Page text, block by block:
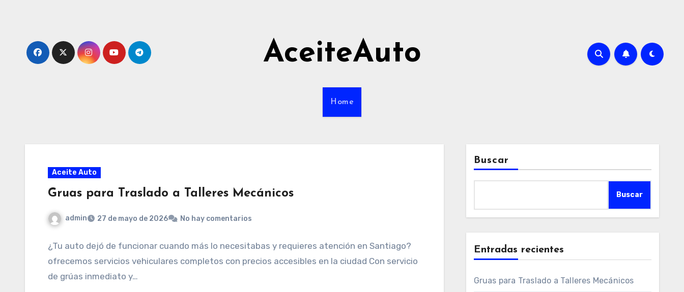
AceiteAuto
Home
Aceite Auto
Gruas para Traslado a Talleres Mecánicos
admin 27 de mayo de 2026 No hay comentarios
¿Tu auto dejó de funcionar cuando más lo necesitabas y requieres atención en Santiago?
ofrecemos servicios vehiculares completos con precios accesibles en la ciudad Con servicio
de grúas inmediato y…
Buscar
Buscar
Entradas recientes
Gruas para Traslado a Talleres Mecánicos